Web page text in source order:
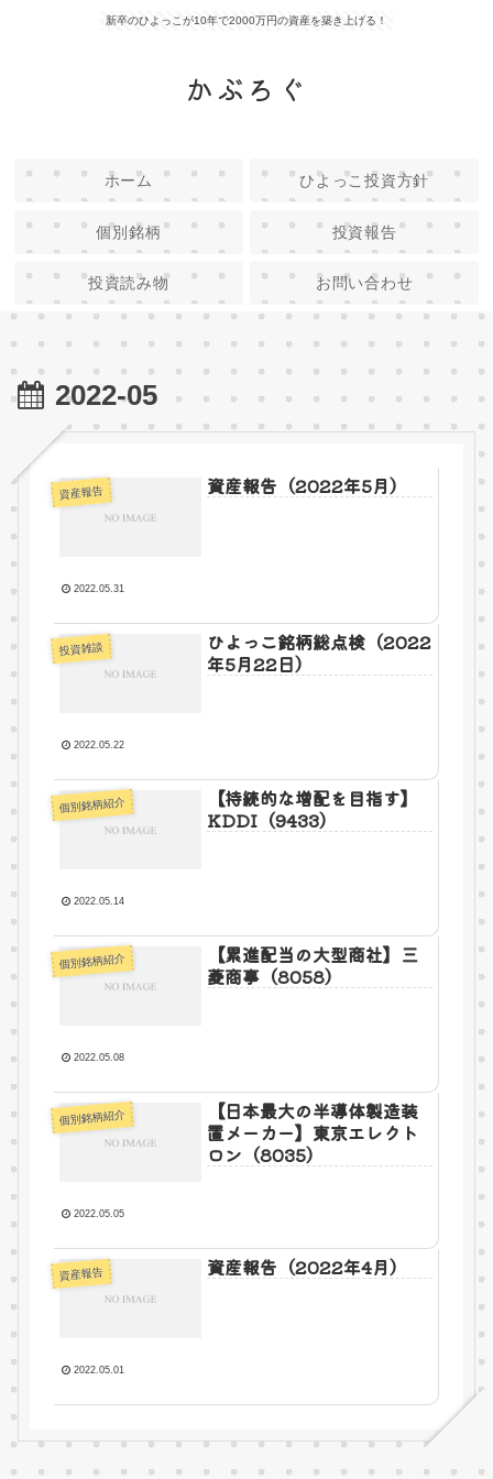
新卒のひよっこが10年で2000万円の資産を築き上げる！
かぶろぐ
ホーム ひよっこ投資方針
個別銘柄 投資報告
投資読み物 お問い合わせ
2022-05
資産報告 資産報告（2022年5月）
2022.05.31
投資雑談
ひよっこ銘柄総点検（2022
年5月22日）
2022.05.22
個別銘柄紹介
【持続的な増配を目指す】
KDDI（9433）
2022.05.14
個別銘柄紹介
【累進配当の大型商社】三
菱商事（8058）
2022.05.08
個別銘柄紹介
【日本最大の半導体製造装
置メーカー】東京エレクト
ロン（8035）
2022.05.05
資産報告 資産報告（2022年4月）
2022.05.01